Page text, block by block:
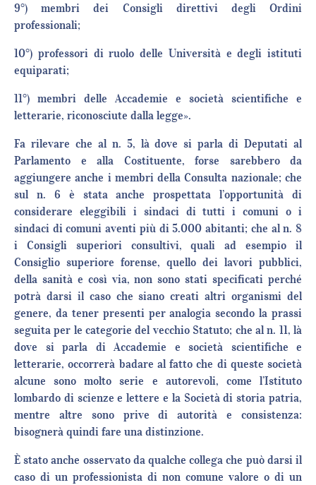
9°) membri dei Consigli direttivi degli Ordini
professionali;
10°) professori di ruolo delle Università e degli istituti
equiparati;
11°) membri delle Accademie e società scientifiche e
letterarie, riconosciute dalla legge».
Fa rilevare che al n. 5, là dove si parla di Deputati al
Parlamento e alla Costituente, forse sarebbero da
aggiungere anche i membri della Consulta nazionale; che
sul n. 6 è stata anche prospettata l’opportunità di
considerare eleggibili i sindaci di tutti i comuni o i
sindaci di comuni aventi più di 5.000 abitanti; che al n. 8
i Consigli superiori consultivi, quali ad esempio il
Consiglio superiore forense, quello dei lavori pubblici,
della sanità e così via, non sono stati specificati perché
potrà darsi il caso che siano creati altri organismi del
genere, da tener presenti per analogia secondo la prassi
seguita per le categorie del vecchio Statuto; che al n. 11, là
dove si parla di Accademie e società scientifiche e
letterarie, occorrerà badare al fatto che di queste società
alcune sono molto serie e autorevoli, come l’Istituto
lombardo di scienze e lettere e la Società di storia patria,
mentre altre sono prive di autorità e consistenza:
bisognerà quindi fare una distinzione.
È stato anche osservato da qualche collega che può darsi il
caso di un professionista di non comune valore o di un